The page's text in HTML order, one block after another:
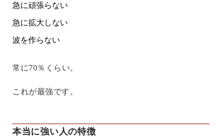
急に頑張らない
急に拡大しない
波を作らない
常に70％くらい。
これが最強です。
本当に強い人の特徴